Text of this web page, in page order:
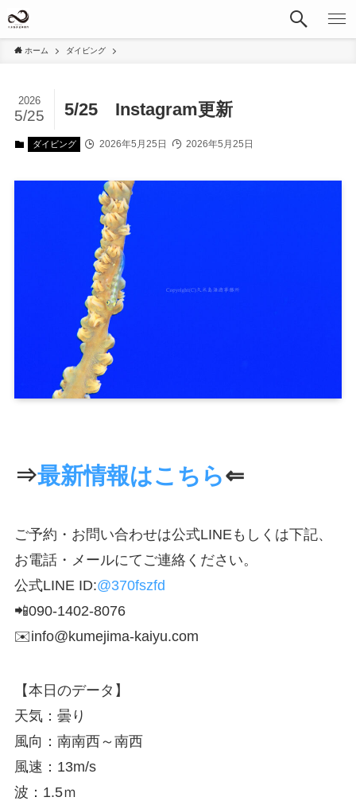
ホーム ダイビング
5/25 Instagram更新
2026
5/25
ダイビング 2026年5月25日 2026年5月25日
⇒最新情報はこちら⇐
ご予約・お問い合わせは公式LINEもしくは下記、
お電話・メールにてご連絡ください。
公式LINE ID:@370fszfd
📲090-1402-8076
✉️info@kumejima-kaiyu.com
【本日のデータ】
天気：曇り
風向：南南西～南西
風速：13m/s
波：1.5ｍ